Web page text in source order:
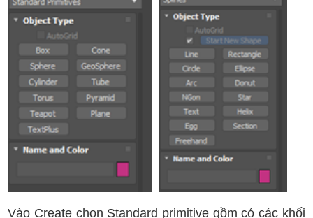
Vào Create chọn Standard primitive gồm có các khối